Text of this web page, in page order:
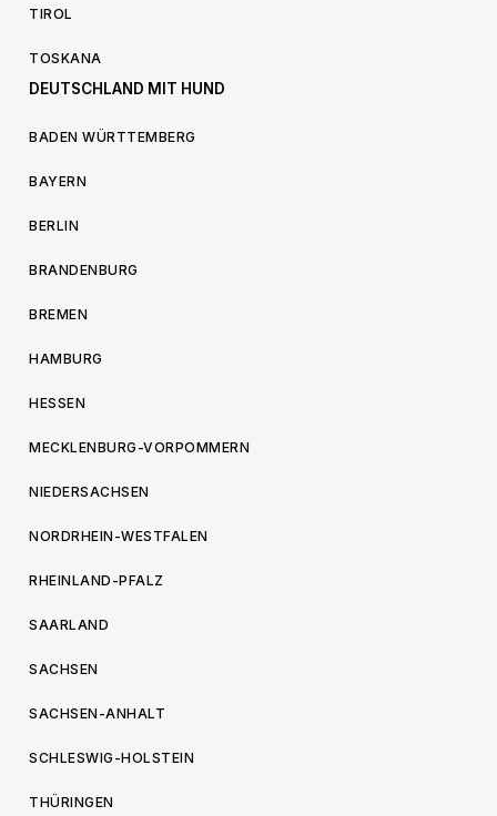
TIROL
TOSKANA
DEUTSCHLAND MIT HUND
BADEN WÜRTTEMBERG
BAYERN
BERLIN
BRANDENBURG
BREMEN
HAMBURG
HESSEN
MECKLENBURG-VORPOMMERN
NIEDERSACHSEN
NORDRHEIN-WESTFALEN
RHEINLAND-PFALZ
SAARLAND
SACHSEN
SACHSEN-ANHALT
SCHLESWIG-HOLSTEIN
THÜRINGEN